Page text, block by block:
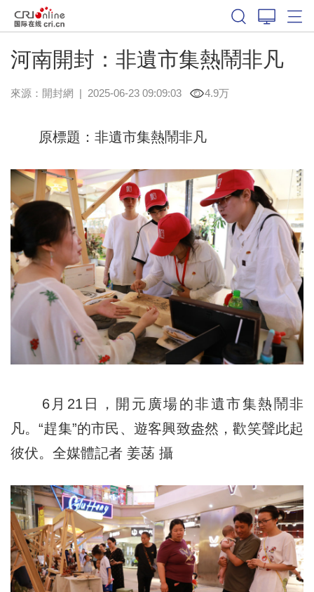
河南開封：非遺市集熱鬧非凡
來源： 開封網 | 2025-06-23 09:09:03 4.9万
原標題：非遺市集熱鬧非凡
6月21日，開元廣場的非遺市集熱鬧非
凡。“趕集”的市民、遊客興致盎然，歡笑聲此起
彼伏。全媒體記者 姜菡 攝